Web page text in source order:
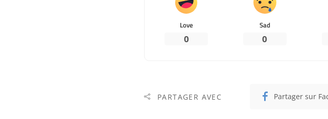
Love
0
Sad
0
PARTAGER AVEC Partager sur